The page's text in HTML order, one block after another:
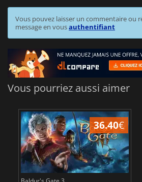
Vous pouvez laisser un commentaire ou
message en vousauthentifiant
Vous pourriez aussi aimer
36.40€